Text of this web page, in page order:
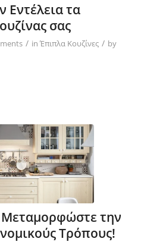
Εντέλεια τα
σας
/ in Έπιπλα Κουζίνες / by
Μεταμορφώστε την
Τρόπους!